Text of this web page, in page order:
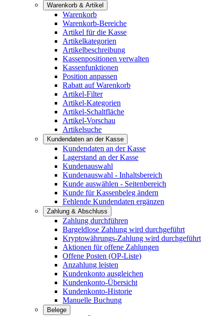
Warenkorb & Artikel
Warenkorb
Warenkorb-Bereiche
Artikel für die Kasse
Artikelkategorien
Artikelbeschreibung
Kassenpositionen verwalten
Kassenfunktionen
Position anpassen
Rabatt auf Warenkorb
Artikel-Filter
Artikel-Kategorien
Artikel-Schaltfläche
Artikel-Vorschau
Artikelsuche
Kundendaten an der Kasse
Kundendaten an der Kasse
Lagerstand an der Kasse
Kundenauswahl
Kundenauswahl - Inhaltsbereich
Kunde auswählen - Seitenbereich
Kunde für Kassenbeleg ändern
Fehlende Kundendaten ergänzen
Zahlung & Abschluss
Zahlung durchführen
Bargeldlose Zahlung wird durchgeführt
Kryptowährungs-Zahlung wird durchgeführt
Aktionen für offene Zahlungen
Offene Posten (OP-Liste)
Anzahlung leisten
Kundenkonto ausgleichen
Kundenkonto-Übersicht
Kundenkonto-Historie
Manuelle Buchung
Belege